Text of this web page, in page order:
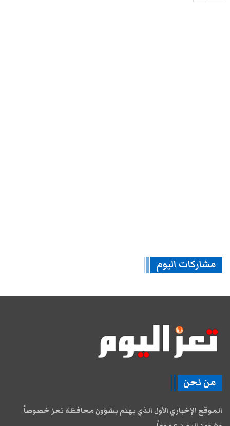
مشاركات اليوم
من نحن
الموقع الإخباري الأول الذي يهتم بشؤون محافظة تعز خصوصاً